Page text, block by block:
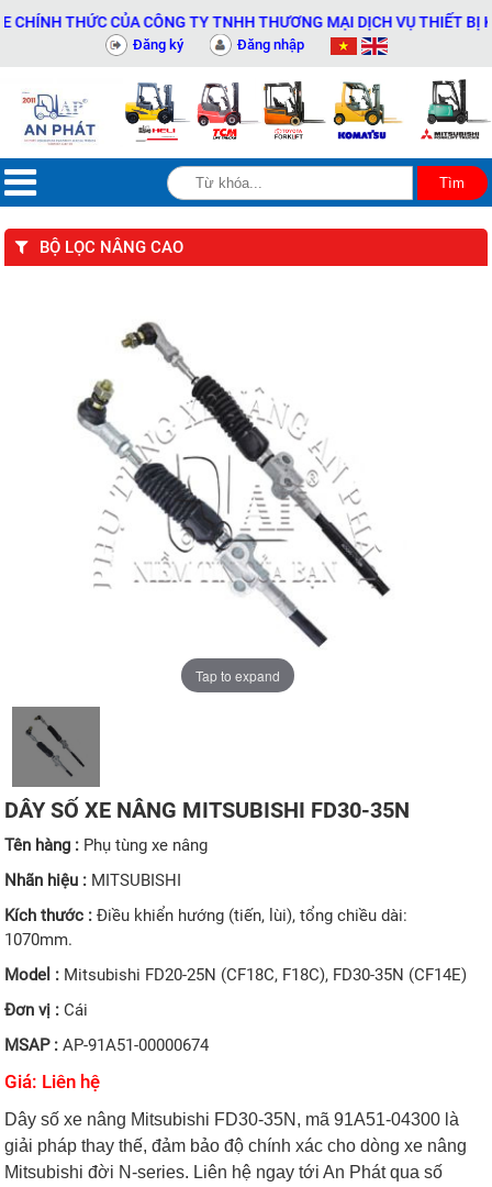
THỨC CỦA CÔNG TY TNHH THƯƠNG MẠI DỊCH VỤ THIẾT BỊ KỸ
Đăng ký Đăng nhập
BỘ LỌC NÂNG CAO
Tap to expand
DÂY SỐ XE NÂNG MITSUBISHI FD30-35N
Tên hàng : Phụ tùng xe nâng
Nhãn hiệu : MITSUBISHI
Kích thước :Điều khiển hướng (tiến, lùi), tổng chiều dài:
1070mm.
Model : Mitsubishi FD20-25N (CF18C, F18C), FD30-35N (CF14E)
Đơn vị :Cái
MSAP :AP-91A51-00000674
Giá: Liên hệ
Dây số xe nâng Mitsubishi FD30-35N, mã 91A51-04300 là
giải pháp thay thế, đảm bảo độ chính xác cho dòng xe nâng
Mitsubishi đời N-series. Liên hệ ngay tới An Phát qua số